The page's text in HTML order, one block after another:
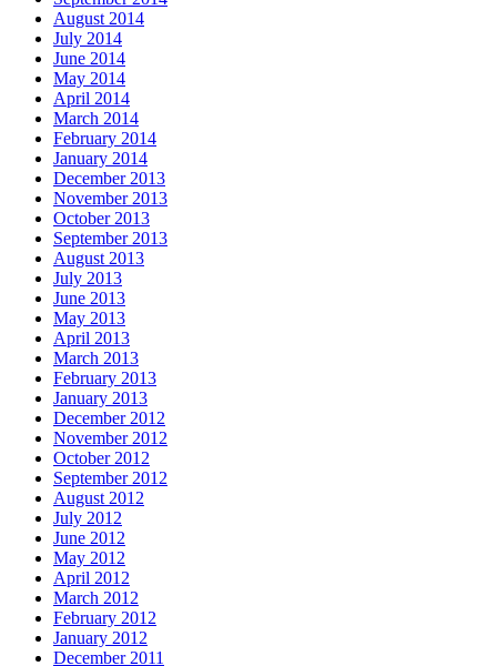
August 2014
July 2014
June 2014
May 2014
April 2014
March 2014
February 2014
January 2014
December 2013
November 2013
October 2013
September 2013
August 2013
July 2013
June 2013
May 2013
April 2013
March 2013
February 2013
January 2013
December 2012
November 2012
October 2012
September 2012
August 2012
July 2012
June 2012
May 2012
April 2012
March 2012
February 2012
January 2012
December 2011